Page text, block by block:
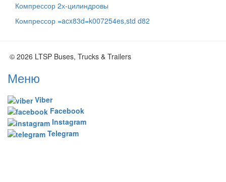
Компрессор 2х-цилиндровы
Компрессор =acx83d=k007254es,std d82
© 2026 LTSP Buses, Trucks & Trailers
Меню
Viber
Facebook
Instagram
Telegram